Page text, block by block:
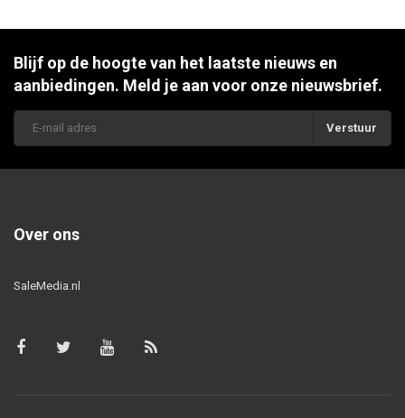
Blijf op de hoogte van het laatste nieuws en
aanbiedingen. Meld je aan voor onze nieuwsbrief.
Verstuur
Over ons
SaleMedia.nl